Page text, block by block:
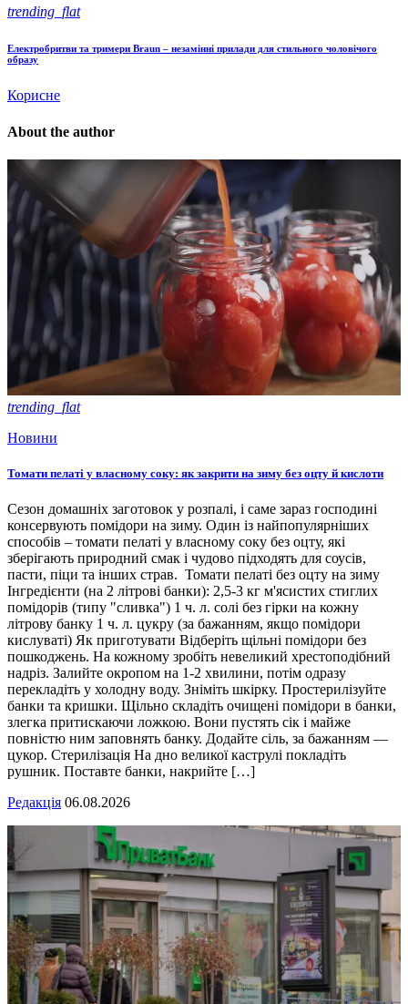
trending_flat
Електробритви та тримери Braun – незамінні прилади для стильного чоловічого
образу
Корисне
About the author
trending_flat
Новини
Томати пелаті у власному соку: як закрити на зиму без оцту й кислоти
Сезон домашніх заготовок у розпалі, і саме зараз господині
консервують помідори на зиму. Один із найпопулярніших
способів – томати пелаті у власному соку без оцту, які
зберігають природний смак і чудово підходять для соусів,
пасти, піци та інших страв. Томати пелаті без оцту на зиму
Інгредієнти (на 2 літрові банки): 2,5-3 кг м'ясистих стиглих
помідорів (типу "сливка") 1 ч. л. солі без гірки на кожну
літрову банку 1 ч. л. цукру (за бажанням, якщо помідори
кислуваті) Як приготувати Відберіть щільні помідори без
пошкоджень. На кожному зробіть невеликий хрестоподібний
надріз. Залийте окропом на 1-2 хвилини, потім одразу
перекладіть у холодну воду. Зніміть шкірку. Простерилізуйте
банки та кришки. Щільно складіть очищені помідори в банки,
злегка притискаючи ложкою. Вони пустять сік і майже
повністю ним заповнять банку. Додайте сіль, за бажанням —
цукор. Стерилізація На дно великої каструлі покладіть
рушник. Поставте банки, накрийте […]
Редакція 06.08.2026